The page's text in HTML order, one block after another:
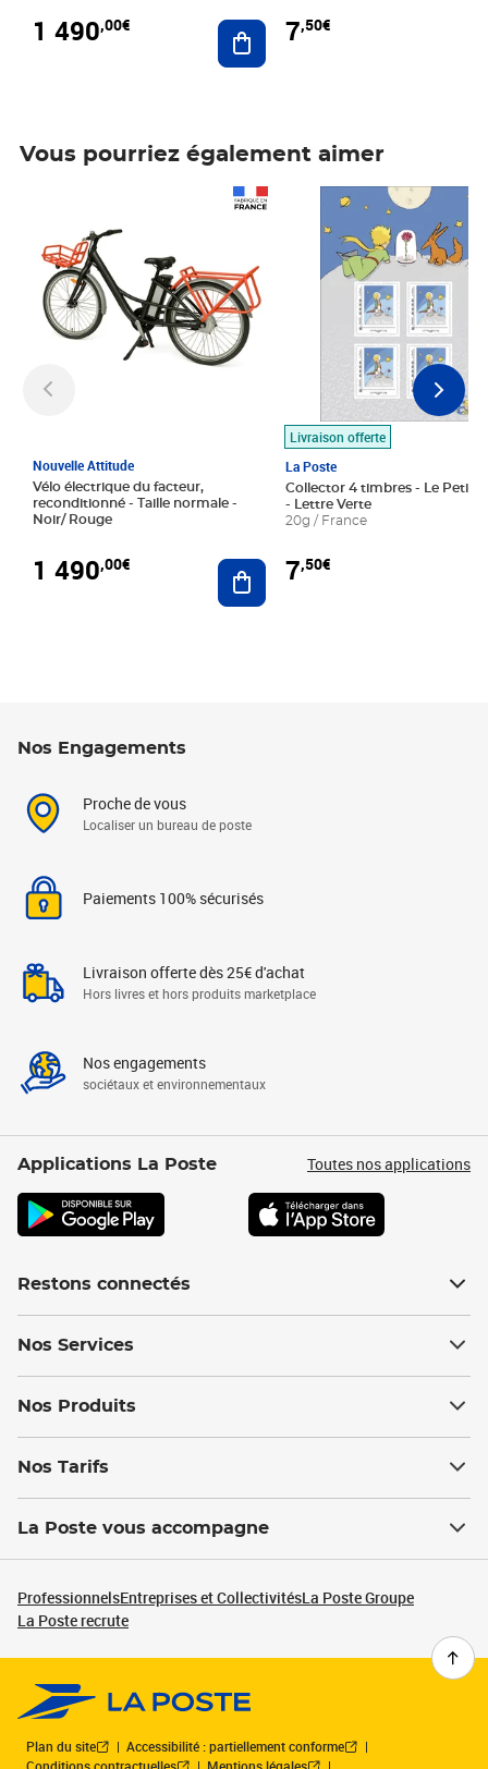
1 490,00€ Ajouter au panier
7,50€
Vous pourriez également aimer
Nouvelle Attitude
Vélo électrique du facteur,
reconditionné - Taille normale -
Noir/ Rouge
1 490,00€ Ajouter au panier
Livraison offerte
La Poste
Collector 4 timbres - Le Petit
- Lettre Verte
20g / France
7,50€
Prix 7,50€
Nos Engagements
Proche de vous
Localiser un bureau de poste
Paiements 100% sécurisés
Livraison offerte dès 25€ d'achat
Hors livres et hors produits marketplace
Nos engagements
sociétaux et environnementaux
Applications La Poste Toutes nos applications
Restons connectés
Nos Services
Nos Produits
Nos Tarifs
La Poste vous accompagne
ProfessionnelsEntreprises et CollectivitésLa Poste Groupe
La Poste recrute
Plan du site
Accessibilité : partiellement conforme